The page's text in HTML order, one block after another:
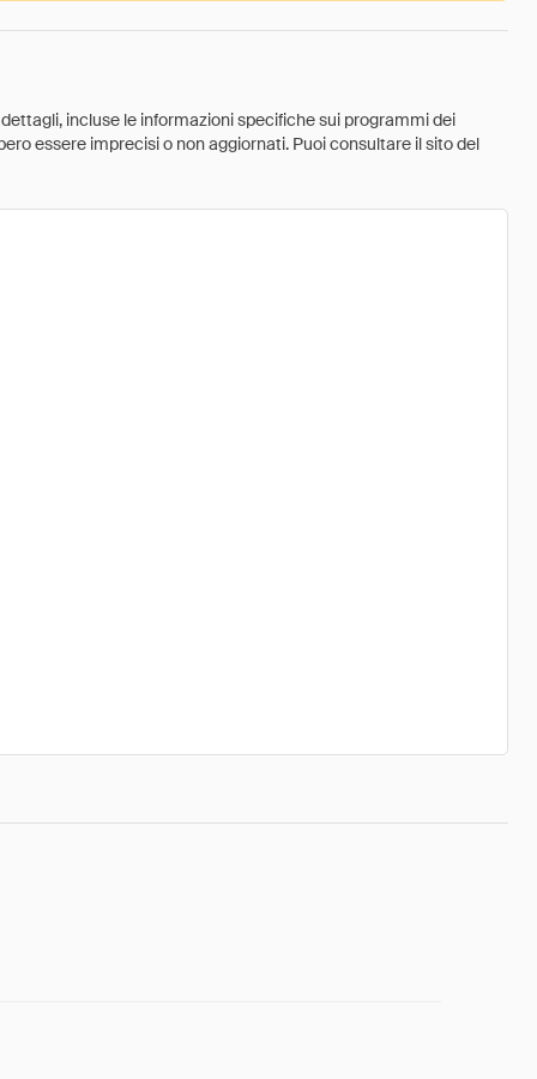
incluse le informazioni specifiche sui programmi dei
essere imprecisi o non aggiornati. Puoi consultare il sito del